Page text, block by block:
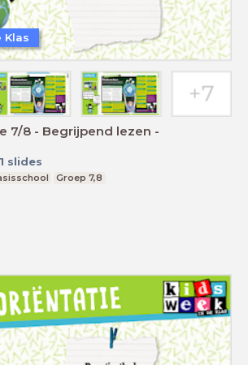
7/8 - Begrijpend lezen -
slides
Groep 7,8
Klas